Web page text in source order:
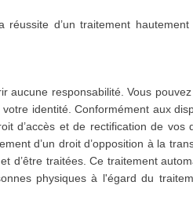
d’un traitement hautement
aucune responsabilité. Vous
identité. Conformément aux
d’accès et de rectification de vos
d’un droit d’opposition à la
d’être traitées. Ce traitement
physiques à l'égard du